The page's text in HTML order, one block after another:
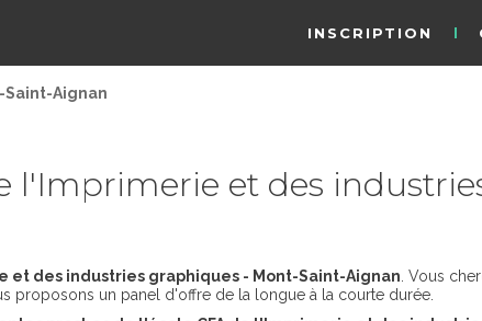
INSCRIPTION
Aignan
l'Imprimerie et des
des industries graphiques - Mont-Saint-Aignan . Vous
proposons un panel d'offre de la longue à la courte durée.